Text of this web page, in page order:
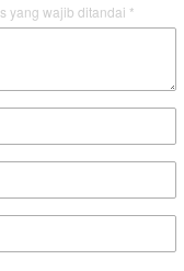
yang wajib ditandai *